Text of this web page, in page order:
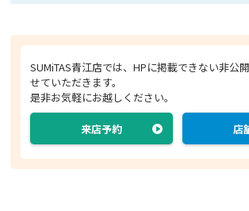
SUMiTAS青江店では、HPに掲載できない非公
せていただきます。
是非お気軽にお越しください。
来店予約 店